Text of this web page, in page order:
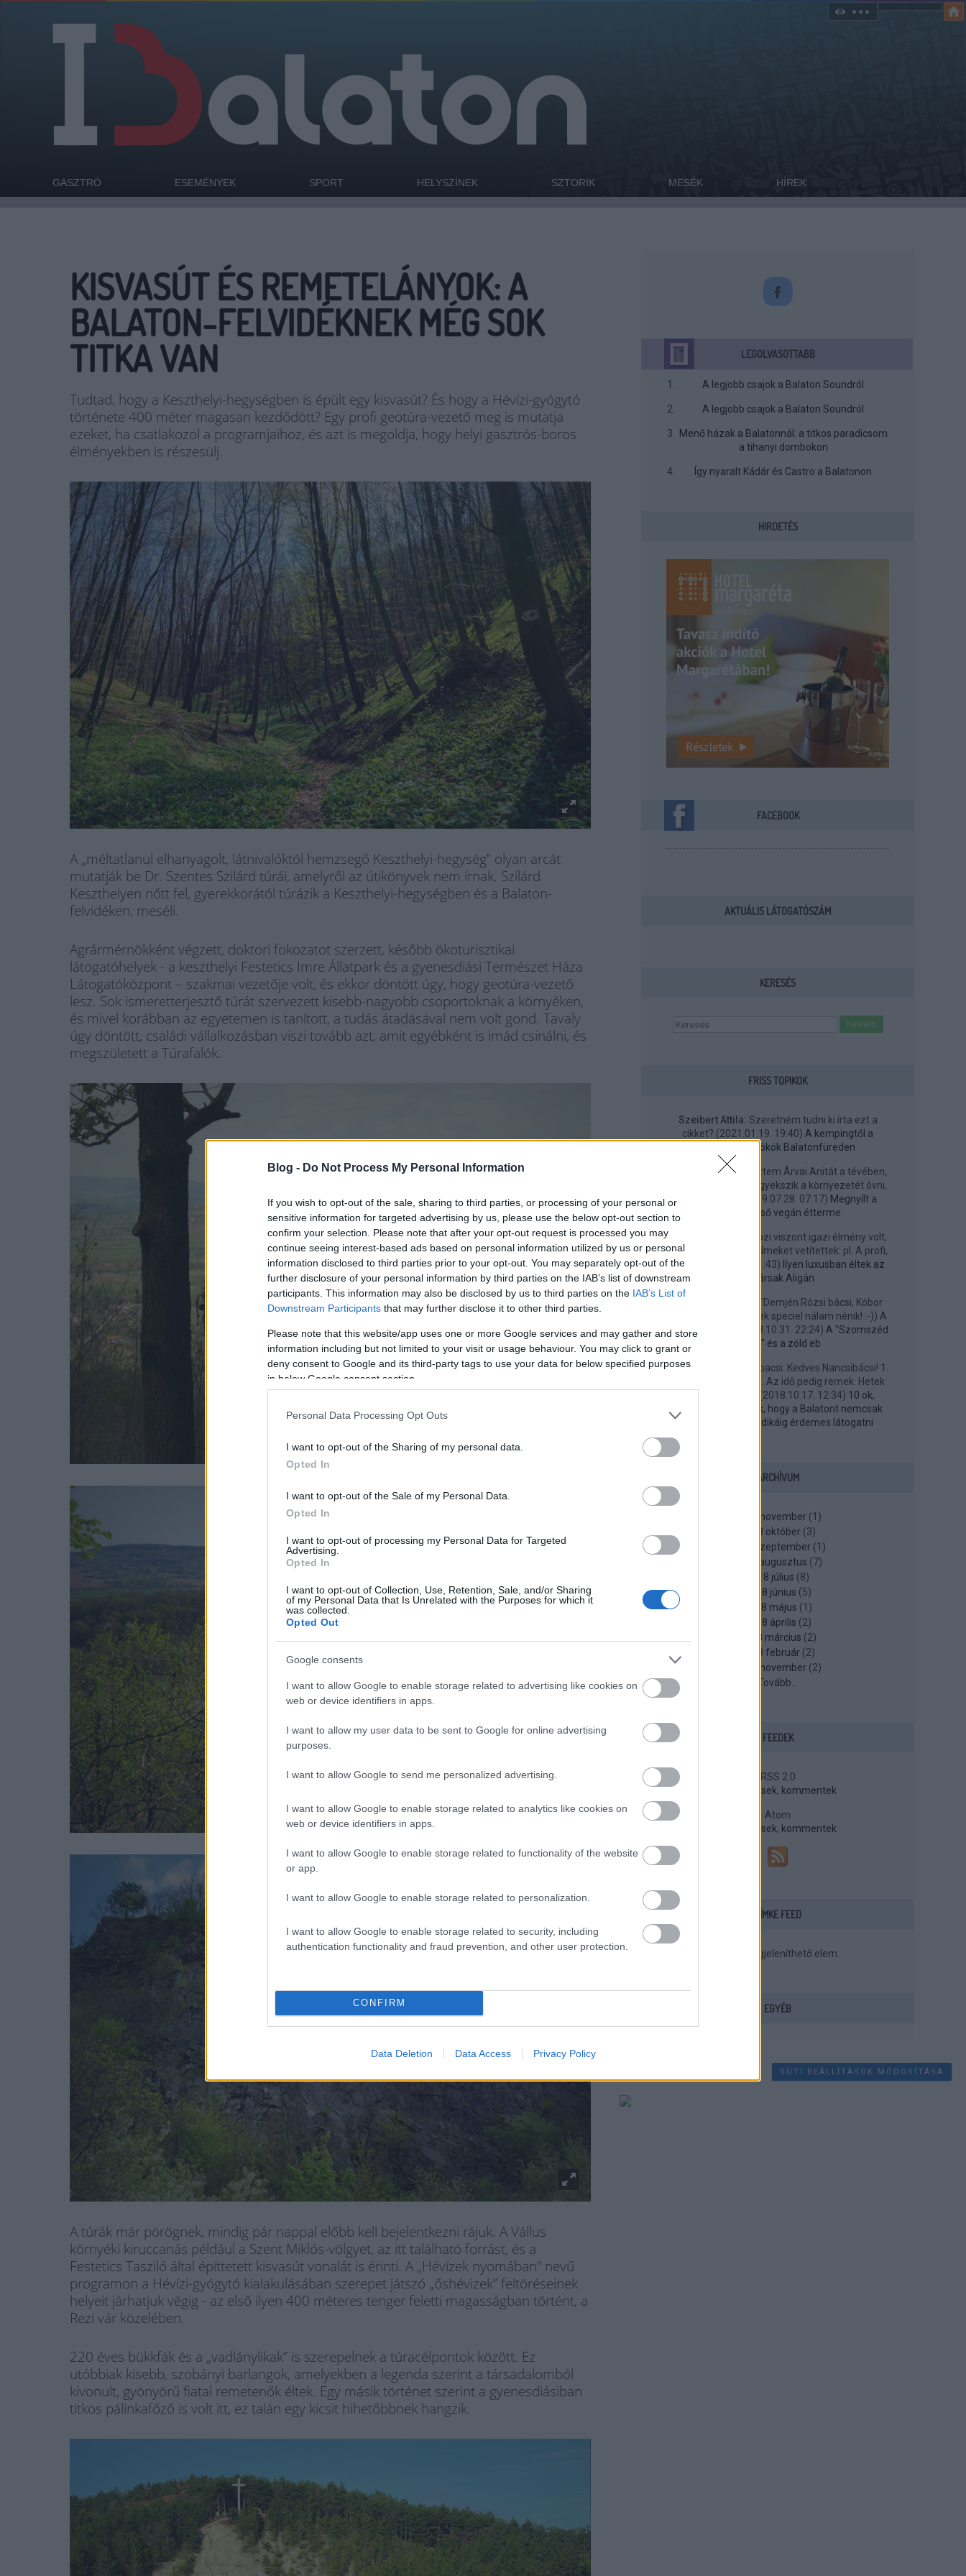
Blog - Do Not Process My Personal Information
If you wish to opt-out of the sale, sharing to third parties, or processing of your personal or
sensitive information for targeted advertising by us, please use the below opt-out section to
confirm your selection. Please note that after your opt-out request is processed you may
continue seeing interest-based ads based on personal information utilized by us or personal
information disclosed to third parties prior to your opt-out. You may separately opt-out of the
further disclosure of your personal information by third parties on the IAB’s list of downstream
participants. This information may also be disclosed by us to third parties on the IAB’s List of
Downstream Participants that may further disclose it to other third parties.
Please note that this website/app uses one or more Google services and may gather and store
information including but not limited to your visit or usage behaviour. You may click to grant or
deny consent to Google and its third-party tags to use your data for below specified purposes
in below Google consent section.
Personal Data Processing Opt Outs
I want to opt-out of the Sharing of my personal data.
Opted In
I want to opt-out of the Sale of my Personal Data.
Opted In
I want to opt-out of processing my Personal Data for Targeted
Advertising.
Opted In
I want to opt-out of Collection, Use, Retention, Sale, and/or Sharing
of my Personal Data that Is Unrelated with the Purposes for which it
was collected.
Opted Out
Google consents
I want to allow Google to enable storage related to advertising like cookies on
web or device identifiers in apps.
I want to allow my user data to be sent to Google for online advertising
purposes.
I want to allow Google to send me personalized advertising.
I want to allow Google to enable storage related to analytics like cookies on
web or device identifiers in apps.
I want to allow Google to enable storage related to functionality of the website
or app.
I want to allow Google to enable storage related to personalization.
I want to allow Google to enable storage related to security, including
authentication functionality and fraud prevention, and other user protection.
CONFIRM
Data Deletion Data Access Privacy Policy
GASZTRÓ ESEMÉNYEK SPORT HELYSZÍNEK SZTORIK MESÉK HÍREK
KISVASÚT ÉS REMETELÁNYOK: A
BALATON-FELVIDÉKNEK MÉG SOK
TITKA VAN
Tudtad, hogy a Keszthelyi-hegységben is épült egy kisvasút? És hogy a Hévízi-gyógytó
története 400 méter magasan kezdődött? Egy profi geotúra-vezető meg is mutatja
ezeket, ha csatlakozol a programjaihoz, és azt is megoldja, hogy helyi gasztrós-boros
élményekben is részesülj.
A „méltatlanul elhanyagolt, látnivalóktól hemzsegő Keszthelyi-hegység” olyan arcát
mutatják be Dr. Szentes Szilárd túrái, amelyről az útikönyvek nem írnak. Szilárd
Keszthelyen nőtt fel, gyerekkorától túrázik a Keszthelyi-hegységben és a Balaton-
felvidéken, meséli.
Agrármérnökként végzett, doktori fokozatot szerzett, később ökoturisztikai
látogatóhelyek - a keszthelyi Festetics Imre Állatpark és a gyenesdiási Természet Háza
Látogatóközpont – szakmai vezetője volt, és ekkor döntött úgy, hogy geotúra-vezető
lesz. Sok ismeretterjesztő túrát szervezett kisebb-nagyobb csoportoknak a környéken,
és mivel korábban az egyetemen is tanított, a tudás átadásával nem volt gond. Tavaly
úgy döntött, családi vállalkozásban viszi tovább azt, amit egyébként is imád csinálni, és
megszületett a Túrafalók.
A túrák már pörögnek, mindig pár nappal előbb kell bejelentkezni rájuk. A Vállus
környéki kiruccanás például a Szent Miklós-völgyet, az itt található forrást, és a
Festetics Tasziló által építtetett kisvasút vonalát is érinti. A „Hévízek nyomában” nevű
programon a Hévízi-gyógytó kialakulásában szerepet játszó „őshévizek” feltöréseinek
helyeit járhatjuk végig - az első ilyen 400 méteres tenger feletti magasságban történt, a
Rezi vár közelében.
220 éves bükkfák és a „vadlánylikak” is szerepelnek a túracélpontok között. Ez
utóbbiak kisebb, szobányi barlangok, amelyekben a legenda szerint a társadalomból
kivonult, gyönyörű fiatal remetenők éltek. Egy másik történet szerint a gyenesdiásiban
titkos pálinkafőző is volt itt, ez talán egy kicsit hihetőbbnek hangzik.
LEGOLVASOTTABB
A legjobb csajok a Balaton Soundról
A legjobb csajok a Balaton Soundról
Menő házak a Balatonnál: a titkos paradicsom
a tihanyi dombokon
Így nyaralt Kádár és Castro a Balatonon
HIRDETÉS
FACEBOOK
AKTUÁLIS LÁTOGATÓSZÁM
KERESÉS
FRISS TOPIKOK
Szeibert Attila: Szeretném tudni ki írta ezt a
cikket? (2021.01.19. 19:40) A kempingtől a
Helkáig: ügynökök Balatonfüreden
Most néztem Árvai Anitát a tévében,
aki elmondta, hogy igyekszik a környezetét óvni,
2019.07.28. 07:17) Megnyílt a
Balaton első vegán étterme
...a kertmozi viszont igazi élmény volt,
mert premier előtti filmeket vetítettek: pl. A profi,
48 ...
2019.04.21. 21:43)
Ilyen luxusban éltek az
elvtársak Aligán
@funfun: "Demjén Rózsi bácsi, Kóbor
János bácsi," Na, ezek speciel nálam nénik! :-)) A
Demjén még ...
2018.10.31. 22:24) A "Szomszéd
kertje" és a zöld eb
ggourmet:
@Nancsibacsi: Kedves Nancsibácsi! 1.
Október közepe van. Az idő pedig remek. Hetek
(2018.10.17. 12:34) 10 ok,
amelyek bizonyítják, hogy a Balatont nemcsak
augusztus huszadikáig érdemes látogatni
ARCHÍVUM
2018 november (1 )
2018 október (3)
2018 szeptember (1 )
2018 augusztus (7)
2018 július (8)
2018 június (5)
2018 május (1 )
2018 április (2)
2018 március (2)
2018 február (2)
2017 november (2)
Tovább
FEEDEK
RSS 2.0
bejegyzések, kommentek
Atom
bejegyzések, kommentek
CÍMKE FEED
Nincs megjeleníthető elem.
EGYÉB
SÜTI BEÁLLÍTÁSOK MÓDOSÍTÁSA